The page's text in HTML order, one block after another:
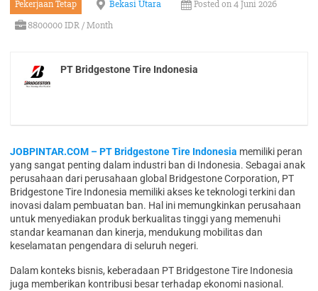
Pekerjaan Tetap Bekasi Utara
Posted on 4 Juni 2026
8800000 IDR / Month
PT Bridgestone Tire Indonesia
JOBPINTAR.COM – PT Bridgestone Tire Indonesia memiliki peran
yang sangat penting dalam industri ban di Indonesia. Sebagai anak
perusahaan dari perusahaan global Bridgestone Corporation, PT
Bridgestone Tire Indonesia memiliki akses ke teknologi terkini dan
inovasi dalam pembuatan ban. Hal ini memungkinkan perusahaan
untuk menyediakan produk berkualitas tinggi yang memenuhi
standar keamanan dan kinerja, mendukung mobilitas dan
keselamatan pengendara di seluruh negeri.
Dalam konteks bisnis, keberadaan PT Bridgestone Tire Indonesia
juga memberikan kontribusi besar terhadap ekonomi nasional.